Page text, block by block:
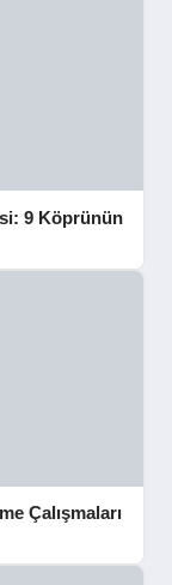
9 Köprünün
Çalışmaları